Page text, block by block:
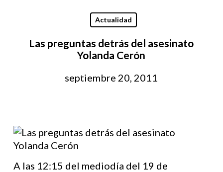
Actualidad
Las preguntas detrás del asesinato
Yolanda Cerón
septiembre 20, 2011
A las 12:15 del mediodía del 19 de